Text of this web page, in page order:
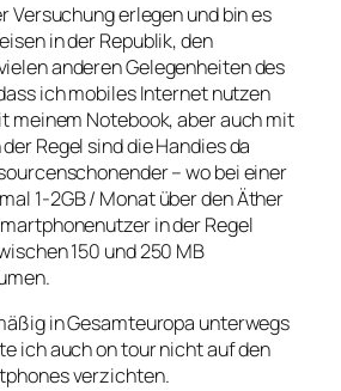
Versuchung erlegen und bin es
in der Republik, den
anderen Gelegenheiten des
ich mobiles Internet nutzen
meinem Notebook, aber auch mit
Regel sind die Handies da
– wo bei einer
1-2GB / Monat über den Äther
in der Regel
150 und 250 MB
in Gesamteuropa unterwegs
ich auch on tour nicht auf den
verzichten.